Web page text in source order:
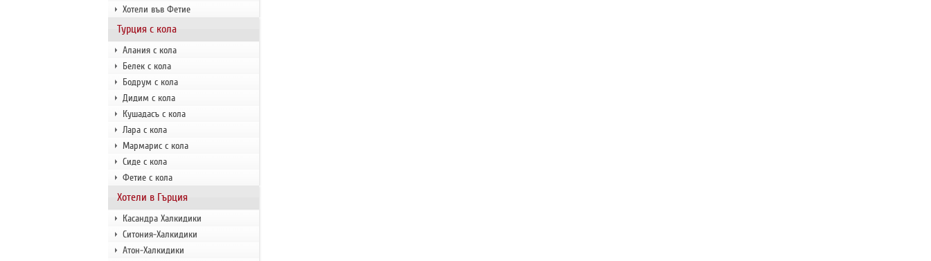
Хотели във Фетие
Турция с кола
Алания с кола
Белек с кола
Бодрум с кола
Дидим с кола
Кушадасъ с кола
Лара с кола
Мармарис с кола
Сиде с кола
Фетие с кола
Хотели в Гърция
Касандра Халкидики
Ситония-Халкидики
Атон-Халкидики